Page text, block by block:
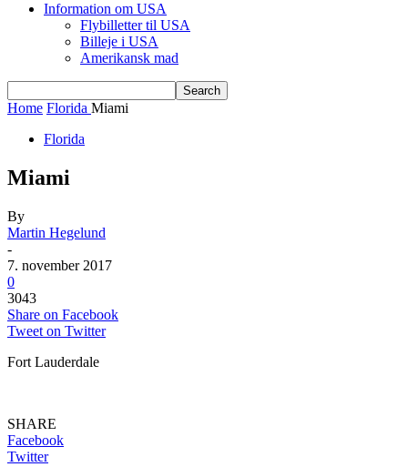
Information om USA
Flybilletter til USA
Billeje i USA
Amerikansk mad
Home Florida Miami
Florida
Miami
By
Martin Hegelund
-
7. november 2017
0
3043
Share on Facebook
Tweet on Twitter
Fort Lauderdale
SHARE
Facebook
Twitter